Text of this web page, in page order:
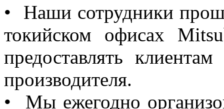
• Наши сотрудники
токийском офисах
предоставлять
производителя.
• Мы ежегодно